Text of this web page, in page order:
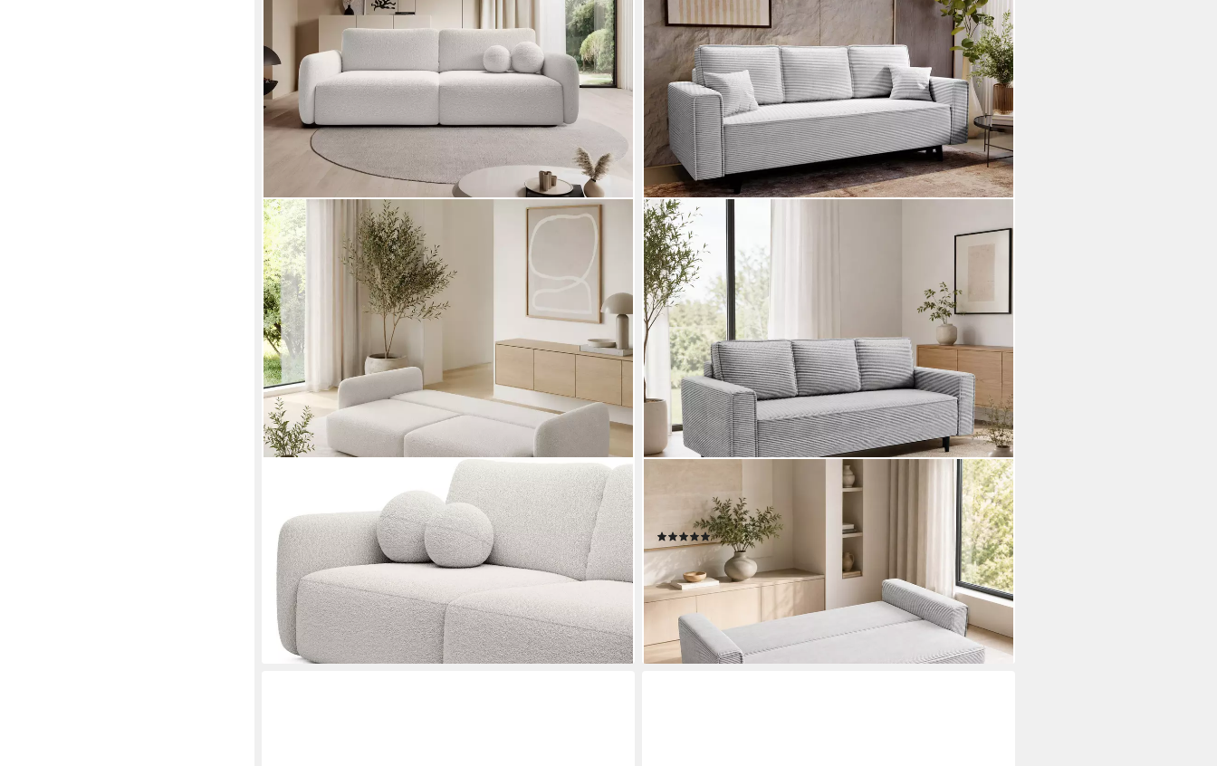
Schlafsofa Boo mit Bouclé-Stoff Designer Couch -
modernes Sofa, Dekorative runde Kissen, ausziehbare
Liegefläche
1.079,00 € UVP1.310,00 €
-18%
lieferbar in 6 Wochen
+4
Schlafsofa Cordstoff - LUX 225 cm - Sofa mit
schlaffunktion und Bettkasten
(1)
731,49 € UVP999,00 €
nur diesen Monat
-27%
lieferbar in 5 Wochen